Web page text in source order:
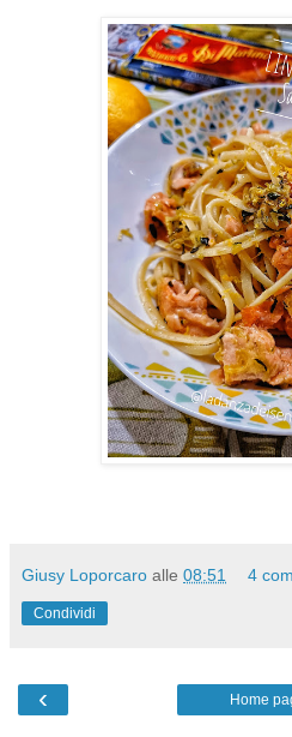
Giusy Loporcaro alle 08:51 4
Condividi
‹ Home